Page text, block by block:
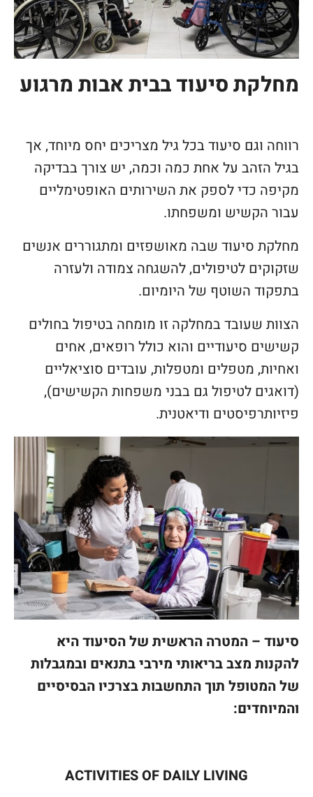
מחלקת סיעוד בבית אבות מרגוע
רווחה וגם סיעוד בכל גיל מצריכים יחס מיוחד, אך
בגיל הזהב על אחת כמה וכמה, יש צורך בבדיקה
מקיפה כדי לספק את השירותים האופטימליים
עבור הקשיש ומשפחתו.
מחלקת סיעוד שבה מאושפזים ומתגוררים אנשים
שזקוקים לטיפולים, להשגחה צמודה ולעזרה
בתפקוד השוטף של היומיום.
הצוות שעובד במחלקה זו מומחה בטיפול בחולים
קשישים סיעודיים והוא כולל רופאים, אחים
ואחיות, מטפלים ומטפלות, עובדים סוציאליים
(דואגים לטיפול גם בבני משפחות הקשישים),
פיזיותרפיסטים ודיאטנית.
סיעוד – המטרה הראשית של הסיעוד היא
להקנות מצב בריאותי מירבי בתנאים ובמגבלות
של המטופל תוך התחשבות בצרכיו הבסיסיים
והמיוחדים:
ACTIVITIES OF DAILY LIVING